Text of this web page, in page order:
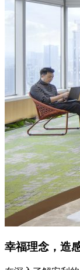
幸福理念，造